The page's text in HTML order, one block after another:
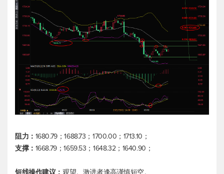
阻力： 1680.79；1688.73；1700.00；1713.10；
支撑： 1668.79；1659.53；1648.32；1640.90；
短线操作建议：观望。激进者逢高谨慎短空。